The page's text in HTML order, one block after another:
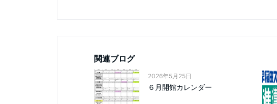
関連ブログ
2026年5月25日
６月開館カレンダー